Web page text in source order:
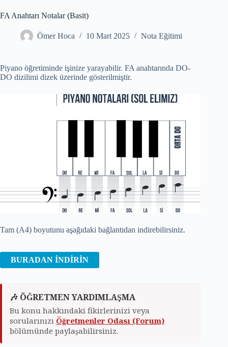
FA Anahtarı Notalar (Basit)
Ömer Hoca 10 Mart 2025 Nota Eğitimi
Piyano öğretiminde işinize yarayabilir. FA anahtarında DO-
DO dizilimi dizek üzerinde gösterilmiştir.
Tam (A4) boyutunu aşağıdaki bağlantıdan indirebilirsiniz.
BURADAN İNDİRİN
🎶 ÖĞRETMEN YARDIMLAŞMA
Bu konu hakkındaki fikirlerinizi veya
sorularınızı Öğretmenler Odası (Forum)
bölümünde paylaşabilirsiniz.